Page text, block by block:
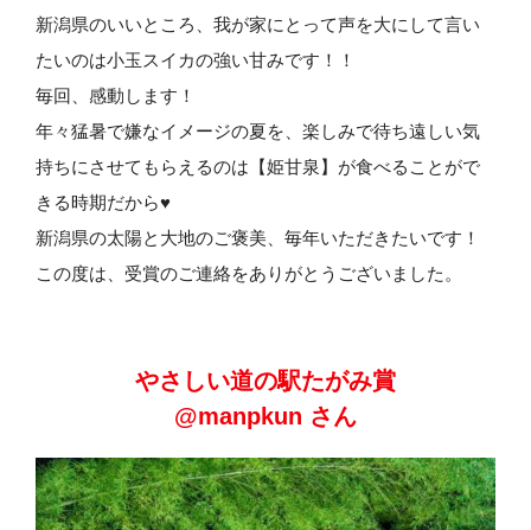
新潟県のいいところ、我が家にとって声を大にして言い
たいのは小玉スイカの強い甘みです！！
毎回、感動します！
年々猛暑で嫌なイメージの夏を、楽しみで待ち遠しい気
持ちにさせてもらえるのは【姫甘泉】が食べることがで
きる時期だから♥
新潟県の太陽と大地のご褒美、毎年いただきたいです！
この度は、受賞のご連絡をありがとうございました。
やさしい道の駅たがみ賞
@manpkun さん